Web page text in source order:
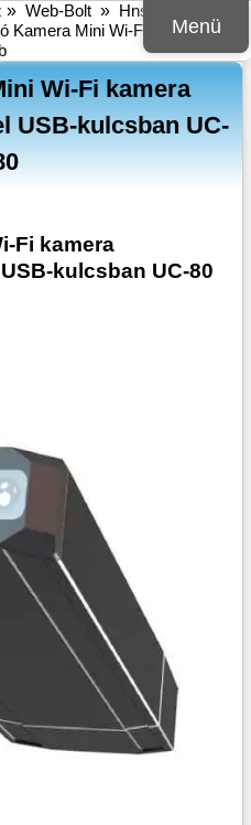
Menü
» Web-Bolt » Hnsat
Kamera Mini Wi-Fi kamera
Wi-Fi kamera
USB-kulcsban UC-
Fi kamera
kulcsban UC-80